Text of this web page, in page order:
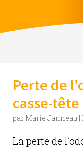
Perte de
casse-tête
par Marie Janneau |
La perte de